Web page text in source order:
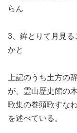
らん
3、鉾とりて月見
かと
上記のうち土方の
が、霊山歴史館の
歌集の巻頭歌すな
を述べている。